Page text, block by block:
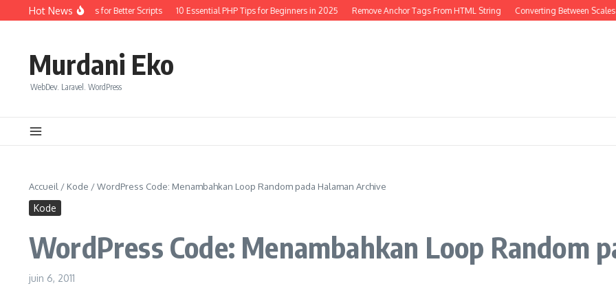
Aller au contenu
Hot News
Coding: Quick Wins for Better Scripts 10 Essential PHP Tips for Beginners in 2025 Remove Anchor Tags From HTML String Converting Between Scales in
Murdani Eko
WebDev. Laravel. WordPress
Accueil / Kode /WordPress Code: Menambahkan Loop Random pada Halaman Archive
Kode
WordPress Code: Menambahkan Loop Random
juin 6, 2011